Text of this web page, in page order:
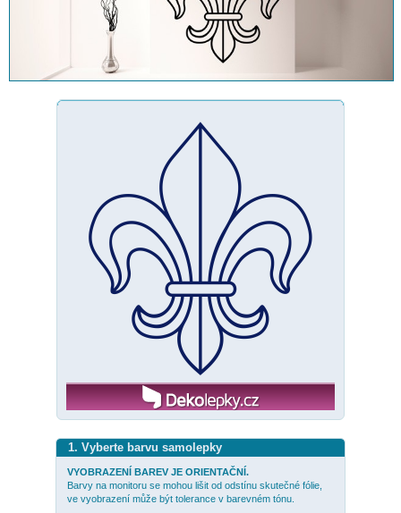
1. Vyberte barvu samolepky
VYOBRAZENÍ BAREV JE ORIENTAČNÍ.
Barvy na monitoru se mohou lišit od odstínu skutečné fólie,
ve vyobrazení může být tolerance v barevném tónu.